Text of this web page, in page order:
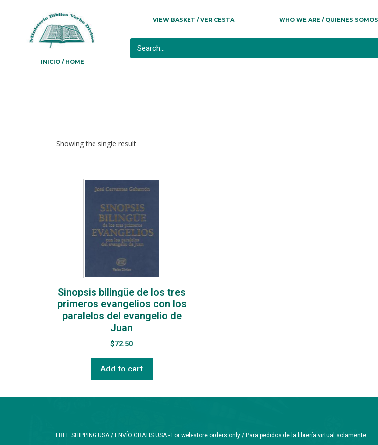
INICIO / HOME
VIEW BASKET / VER CESTA WHO WE ARE / QUIENES SOMOS
Showing the single result
Sinopsis bilingüe de los tres
primeros evangelios con los
paralelos del evangelio de
Juan
$72.50
Add to cart
FREE SHIPPING USA / ENVÍO GRATIS USA - For web-store orders only / Para pedidos de la librería virtual solamente